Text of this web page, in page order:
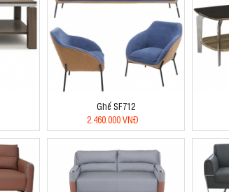
Ghế SF712
2.460.000 VNĐ